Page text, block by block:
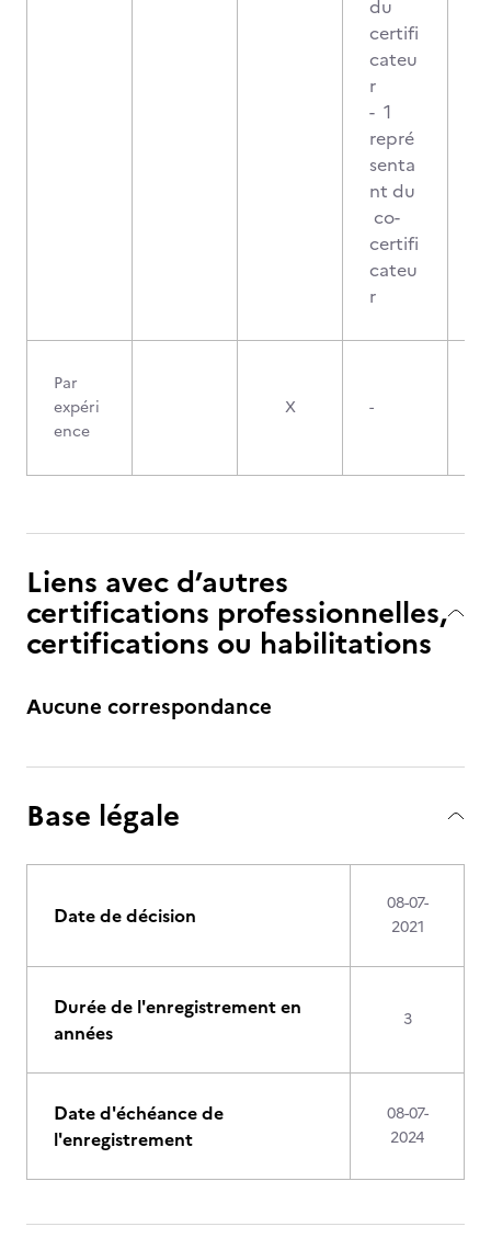
du
certifi
cateu
r
- 1
repré
senta
nt du
co-
certifi
cateu
r
Par
expéri
ence
X -
Liens avec d’autres
certifications professionnelles,
certifications ou habilitations
Aucune correspondance
Base légale
Date de décision
08-07-
2021
Durée de l'enregistrement en
années
3
Date d'échéance de
l'enregistrement
08-07-
2024